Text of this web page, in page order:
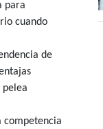
para
cuando
de
pelea
competencia